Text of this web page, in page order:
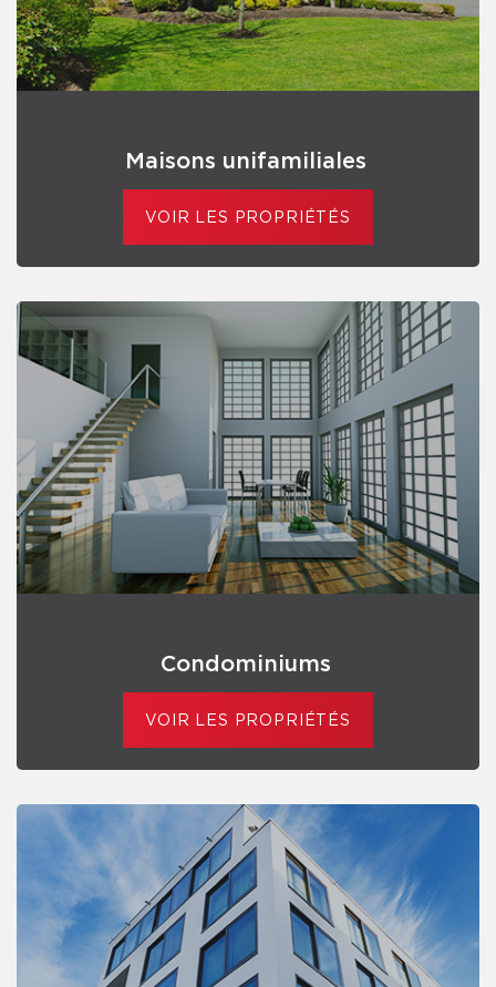
Maisons unifamiliales
VOIR LES PROPRIÉTÉS
Condominiums
VOIR LES PROPRIÉTÉS